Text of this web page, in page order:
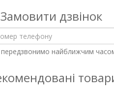
Замовити дзвінок
найближчим